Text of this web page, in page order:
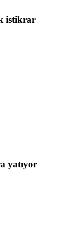
istikrar
yatıyor